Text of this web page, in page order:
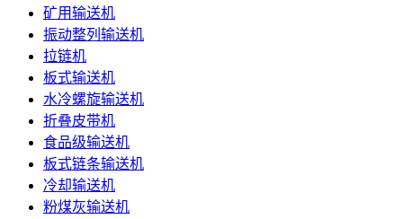
矿用输送机
振动整列输送机
拉链机
板式输送机
水冷螺旋输送机
折叠皮带机
食品级输送机
板式链条输送机
冷却输送机
粉煤灰输送机